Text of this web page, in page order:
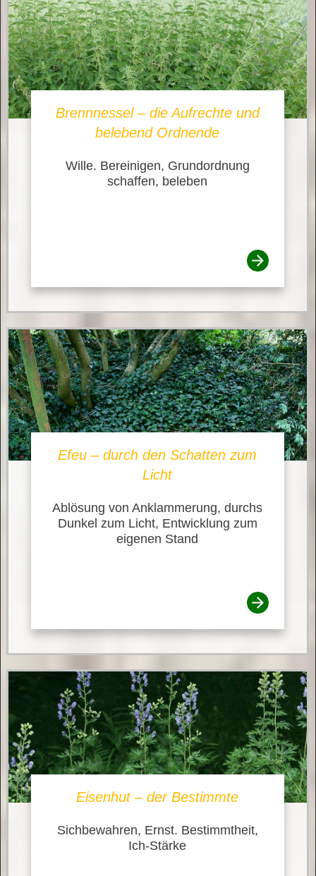
Brennnessel – die Aufrechte und
belebend Ordnende
Wille. Bereinigen, Grundordnung
schaffen, beleben
Efeu – durch den Schatten zum
Licht
Ablösung von Anklammerung, durchs
Dunkel zum Licht, Entwicklung zum
eigenen Stand
Eisenhut – der Bestimmte
Sichbewahren, Ernst. Bestimmtheit,
Ich-Stärke